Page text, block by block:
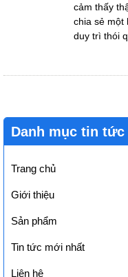
cảm thấy
chia sẻ một
duy trì thói
Danh mục tin tức
Trang chủ
Giới thiệu
Sản phẩm
Tin tức mới nhất
Liên hệ